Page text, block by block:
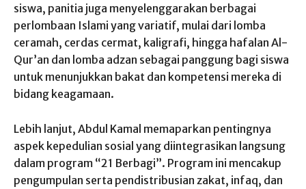
siswa, panitia juga menyelenggarakan berbagai
perlombaan Islami yang variatif, mulai dari lomba
ceramah, cerdas cermat, kaligrafi, hingga hafalan Al-
Qur’an dan lomba adzan sebagai panggung bagi siswa
untuk menunjukkan bakat dan kompetensi mereka di
bidang keagamaan.
Lebih lanjut, Abdul Kamal memaparkan pentingnya
aspek kepedulian sosial yang diintegrasikan langsung
dalam program “21 Berbagi”. Program ini mencakup
pengumpulan serta pendistribusian zakat, infaq, dan